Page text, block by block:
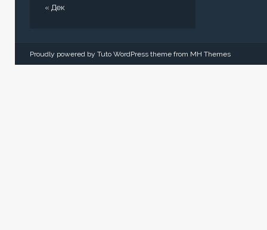
« Дек
Proudly powered by Tuto WordPress theme from MH Themes